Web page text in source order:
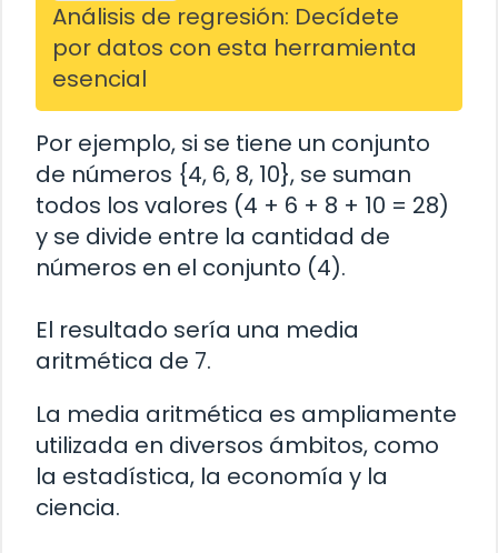
Análisis de regresión: Decídete
por datos con esta herramienta
esencial
Por ejemplo, si se tiene un conjunto
de números {4, 6, 8, 10}, se suman
todos los valores (4 + 6 + 8 + 10 = 28)
y se divide entre la cantidad de
números en el conjunto (4).
El resultado sería una media
aritmética de 7.
La media aritmética es ampliamente
utilizada en diversos ámbitos, como
la estadística, la economía y la
ciencia.